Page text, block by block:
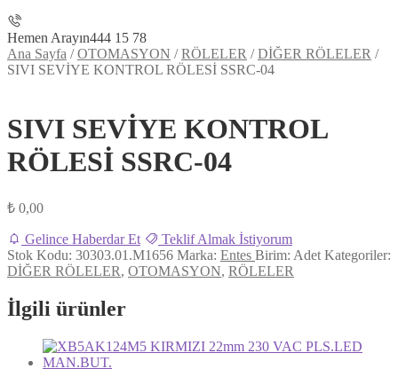
Hemen Arayın444 15 78
Ana Sayfa /OTOMASYON /RÖLELER /DİĞER RÖLELER /
SIVI SEVİYE KONTROL RÖLESİ SSRC-04
SIVI SEVİYE KONTROL
RÖLESİ SSRC-04
₺ 0,00
Gelince Haberdar Et
Teklif Almak İstiyorum
Stok Kodu: 30303.01.M1656 Marka: Entes Birim: Adet Kategoriler:
DİĞER RÖLELER, OTOMASYON, RÖLELER
İlgili ürünler